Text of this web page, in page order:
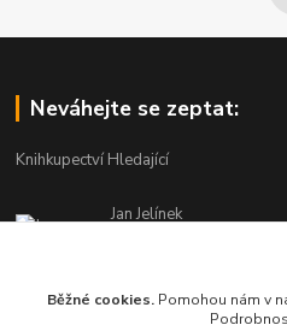
Neváhejte se zeptat:
Knihkupectví Hledající
Jan Jelínek
info@hledajici.cz
Běžné cookies. Pomohou nám v